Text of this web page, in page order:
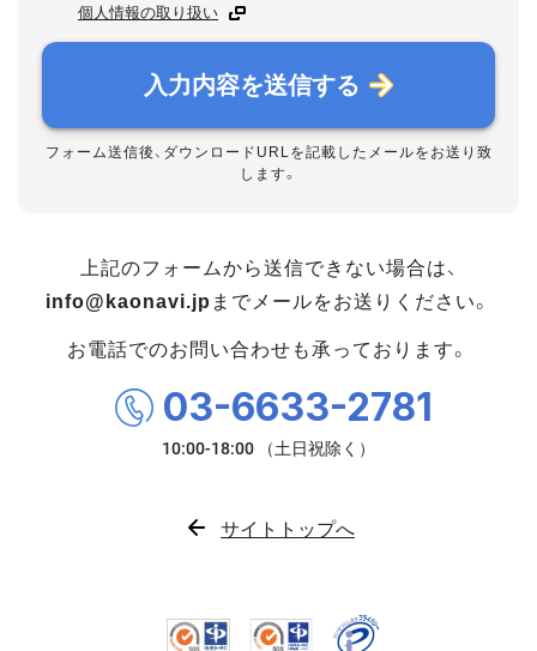
個人情報の取り扱い
入力内容を送信する
フォーム送信後、ダウンロードURLを記載したメールをお送り致
します。
上記のフォームから送信できない場合は、
info@kaonavi.jp までメールをお送りください。
お電話でのお問い合わせも承っております。
03-6633-2781
サイトトップへ